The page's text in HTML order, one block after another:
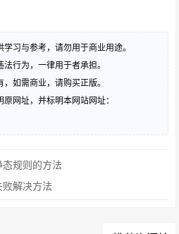
习与参考，请勿用于商业用途。
行为，一律用于者承担。
如需商业，请购买正版。
网址，并标明本网站网址：
态规则的方法
败解决方法